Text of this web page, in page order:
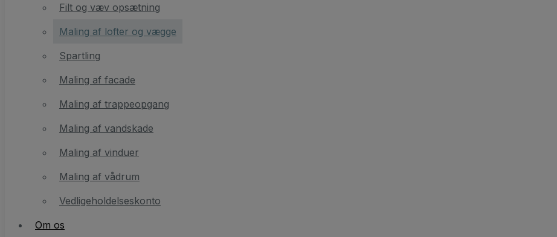
Maling af lofter og vægge
Spartling
Maling af facade
Maling af trappeopgang
Maling af vandskade
Maling af vinduer
Maling af vådrum
Vedligeholdelseskonto
Om os
Inspiration
Filt og væv opsætning
Maling af lofter og vægge
Spartling
Maling af facade
Maling af trappeopgang
Maling af vandskade
Maling af vinduer
Maling af vådrum
Vedligeholdelseskonto
Om os